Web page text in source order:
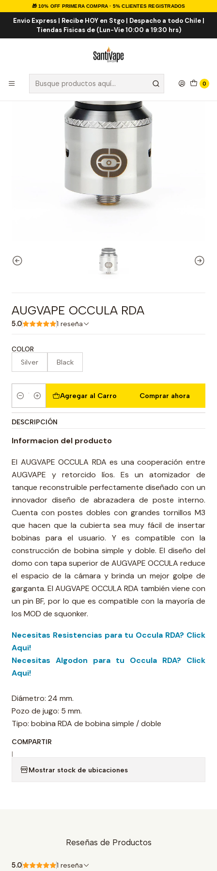
🎁 10% OFF PRIMERA COMPRA · 5% CLIENTES REGISTRADOS
Envio Express | Recibe HOY en Stgo | Despacho a todo Chile |
Tiendas Fisicas de (Lun-Vie 10:00 a 19:30 hrs)
0
Inicio ATOMIZADORES Atomizadores RDA
AUGVAPE OCCULA RDA
AUGVAPE OCCULA RDA
5.0 1 reseña
COLOR
Silver Black
Cantidad
Agregar al Carro Comprar ahora
DESCRIPCIÓN
Informacion del producto
El AUGVAPE OCCULA RDA es una cooperación entre
AUGVAPE y retorcido líos. Es un atomizador de
tanque reconstruible perfectamente diseñado con un
innovador diseño de abrazadera de poste interno.
Cuenta con postes dobles con grandes tornillos M3
que hacen que la cubierta sea muy fácil de insertar
bobinas para el usuario. Y es compatible con la
construcción de bobina simple y doble. El diseño del
domo con tapa superior de AUGVAPE OCCULA reduce
el espacio de la cámara y brinda un mejor golpe de
garganta. El AUGVAPE OCCULA RDA también viene con
un pin BF, por lo que es compatible con la mayoría de
los MOD de squonker.
Necesitas Resistencias para tu Occula RDA? Click
Aqui!
Necesitas Algodon para tu Occula RDA? Click
Aqui!
Diámetro: 24 mm.
Pozo de jugo: 5 mm.
Tipo: bobina RDA de bobina simple / doble
COMPARTIR
|
Mostrar stock de ubicaciones
Reseñas de Productos
5.0 1 reseña